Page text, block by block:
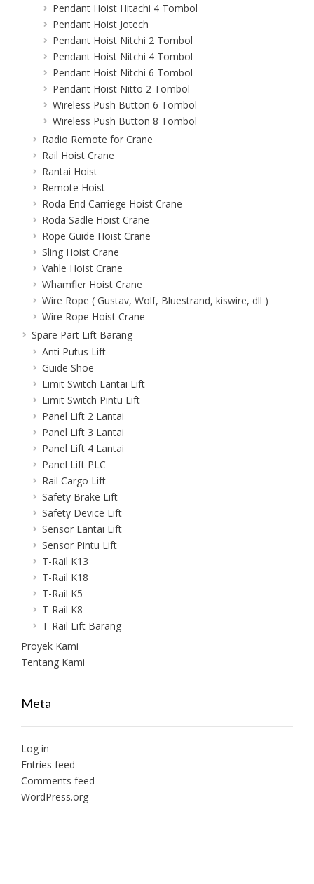
Pendant Hoist Hitachi 4 Tombol
Pendant Hoist Jotech
Pendant Hoist Nitchi 2 Tombol
Pendant Hoist Nitchi 4 Tombol
Pendant Hoist Nitchi 6 Tombol
Pendant Hoist Nitto 2 Tombol
Wireless Push Button 6 Tombol
Wireless Push Button 8 Tombol
Radio Remote for Crane
Rail Hoist Crane
Rantai Hoist
Remote Hoist
Roda End Carriege Hoist Crane
Roda Sadle Hoist Crane
Rope Guide Hoist Crane
Sling Hoist Crane
Vahle Hoist Crane
Whamfler Hoist Crane
Wire Rope ( Gustav, Wolf, Bluestrand, kiswire, dll )
Wire Rope Hoist Crane
Spare Part Lift Barang
Anti Putus Lift
Guide Shoe
Limit Switch Lantai Lift
Limit Switch Pintu Lift
Panel Lift 2 Lantai
Panel Lift 3 Lantai
Panel Lift 4 Lantai
Panel Lift PLC
Rail Cargo Lift
Safety Brake Lift
Safety Device Lift
Sensor Lantai Lift
Sensor Pintu Lift
T-Rail K13
T-Rail K18
T-Rail K5
T-Rail K8
T-Rail Lift Barang
Proyek Kami
Tentang Kami
Meta
Log in
Entries feed
Comments feed
WordPress.org